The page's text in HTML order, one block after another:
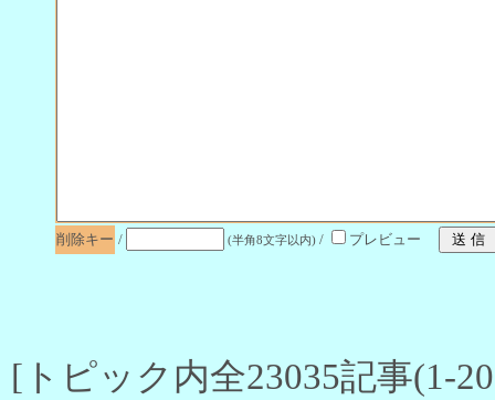
削除キー / (半角8文字以内) / プレビュー
[トピック内全23035記事(1-